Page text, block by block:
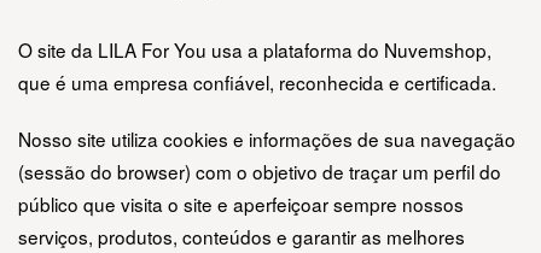
O site da LILA For You usa a plataforma do Nuvemshop,
que é uma empresa confiável, reconhecida e certificada.
Nosso site utiliza cookies e informações de sua navegação
(sessão do browser) com o objetivo de traçar um perfil do
público que visita o site e aperfeiçoar sempre nossos
serviços, produtos, conteúdos e garantir as melhores